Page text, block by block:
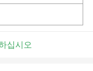
십시오